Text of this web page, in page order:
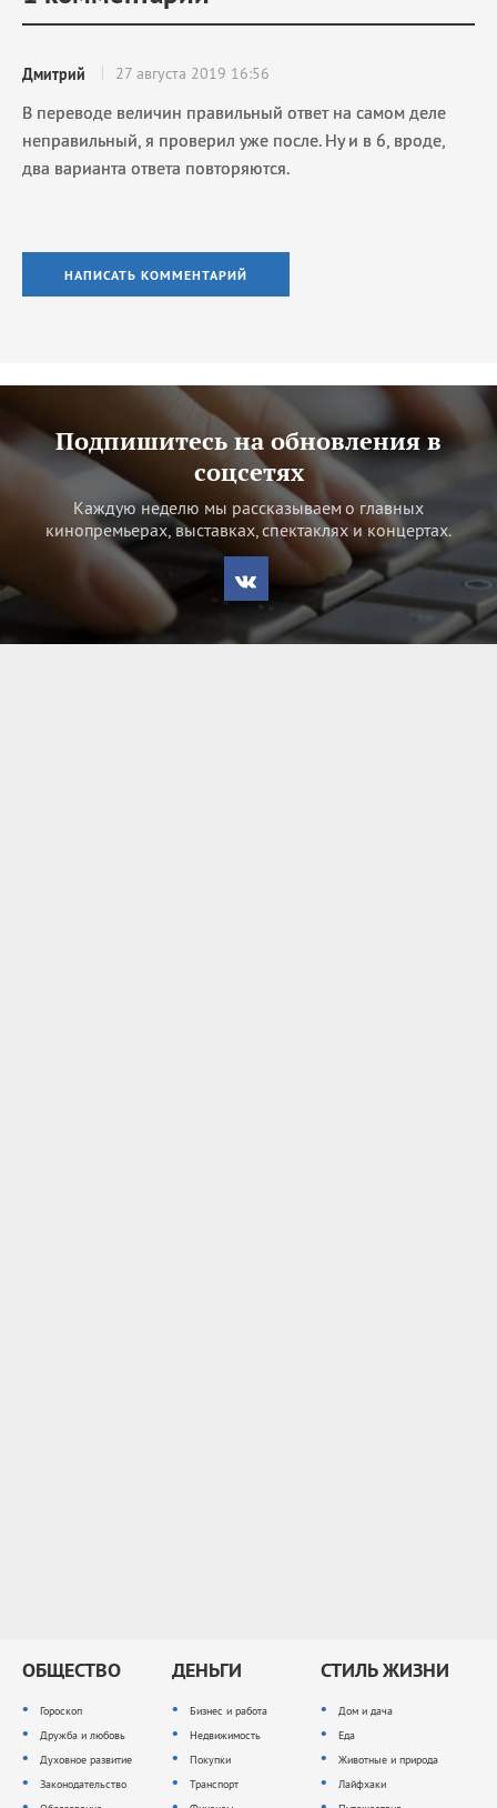
Дмитрий 27 августа 2019 16:56
В переводе величин правильный ответ на самом деле
неправильный, я проверил уже после. Ну и в 6, вроде,
два варианта ответа повторяются.
НАПИСАТЬ КОММЕНТАРИЙ
Подпишитесь на обновления в
соцсетях
Каждую неделю мы рассказываем о главных
кинопремьерах, выставках, спектаклях и концертах.
ОБЩЕСТВО
Гороскоп
Дружба и любовь
Духовное развитие
Законодательство
ДЕНЬГИ
Бизнес и работа
Недвижимость
Покупки
Транспорт
СТИЛЬ ЖИЗНИ
Дом и дача
Еда
Животные и природа
Лайфхаки